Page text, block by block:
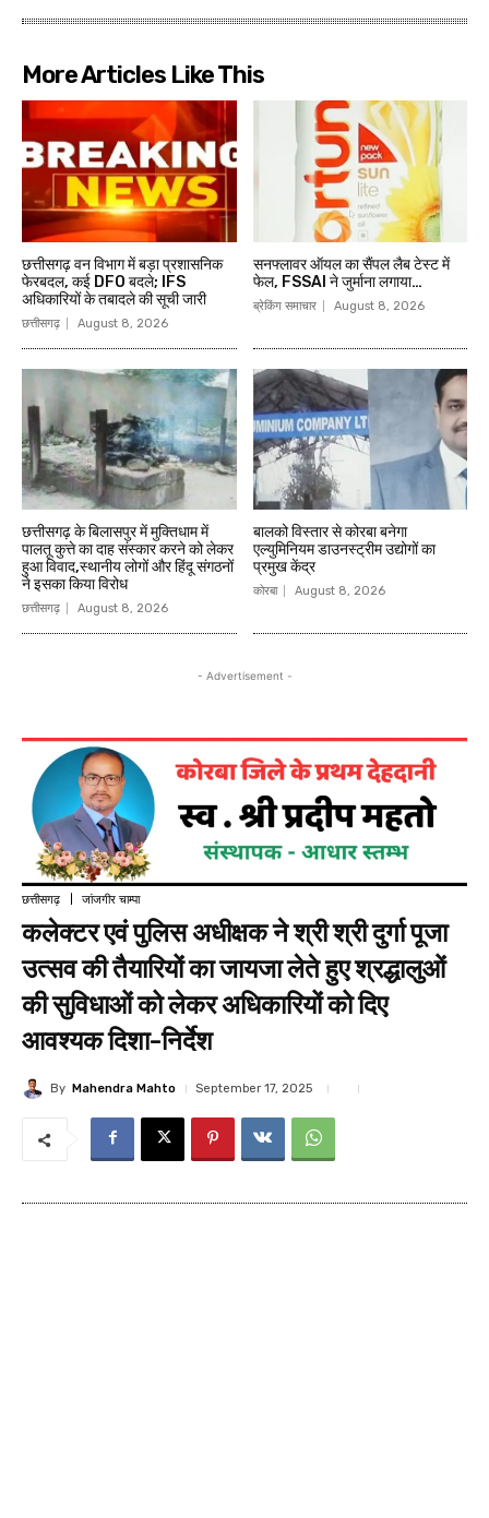
More Articles Like This
छत्तीसगढ़ वन विभाग में बड़ा प्रशासनिक
फेरबदल, कई DFO बदले; IFS
अधिकारियों के तबादले की सूची जारी
छत्तीसगढ़ August 8, 2026
सनफ्लावर ऑयल का सैंपल लैब टेस्ट में
फेल, FSSAI ने जुर्माना लगाया…
ब्रेकिंग समाचार August 8, 2026
छत्तीसगढ़ के बिलासपुर में मुक्तिधाम में
पालतू कुत्ते का दाह संस्कार करने को लेकर
हुआ विवाद,स्थानीय लोगों और हिंदू संगठनों
ने इसका किया विरोध
छत्तीसगढ़ August 8, 2026
बालको विस्तार से कोरबा बनेगा
एल्युमिनियम डाउनस्ट्रीम उद्योगों का
प्रमुख केंद्र
कोरबा August 8, 2026
- Advertisement -